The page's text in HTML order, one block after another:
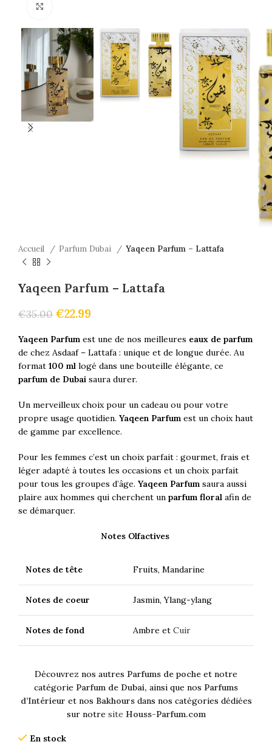
Accueil Parfum Dubai Yaqeen Parfum – Lattafa
Yaqeen Parfum – Lattafa
€35.00 €22.99
Yaqeen Parfum est une de nos meilleures eaux de parfum
de chez Asdaaf – Lattafa : unique et de longue durée. Au
format 100 ml logé dans une bouteille élégante, ce
parfum de Dubai saura durer.
Un merveilleux choix pour un cadeau ou pour votre
propre usage quotidien. Yaqeen Parfum est un choix haut
de gamme par excellence.
Pour les femmes c’est un choix parfait : gourmet, frais et
léger adapté à toutes les occasions et un choix parfait
pour tous les groupes d’âge. Yaqeen Parfum saura aussi
plaire aux hommes qui cherchent un parfum floral afin de
se démarquer.
Notes Olfactives
Notes de tête Fruits, Mandarine
Notes de coeur Jasmin, Ylang-ylang
Notes de fond Ambre et Cuir
Découvrez nos autres Parfums de poche et notre
catégorie Parfum de Dubai, ainsi que nos Parfums
d’Intérieur et nos Bakhours dans nos catégories dédiées
sur notre site Houss-Parfum.com
En stock